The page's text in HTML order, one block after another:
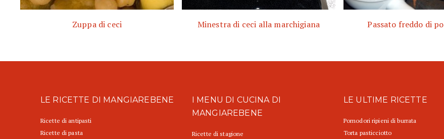
Zuppa di ceci Minestra di ceci alla marchigiana Passato freddo di
LE RICETTE DI MANGIAREBENE
Ricette di antipasti
Ricette di pasta
I MENU DI CUCINA DI
MANGIAREBENE
Ricette di stagione
LE ULTIME RICETTE
Pomodori ripieni di burrata
Torta pasticciotto